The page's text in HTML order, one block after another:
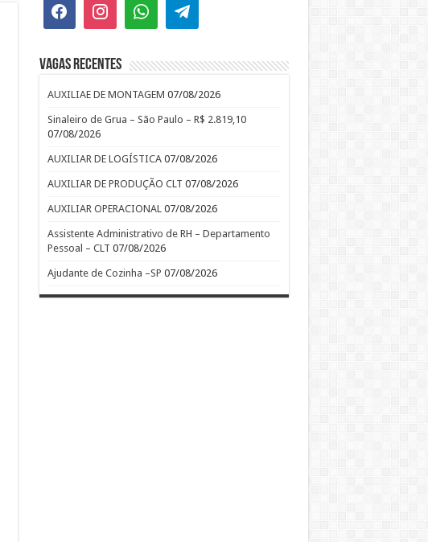
Vagas recentes
AUXILIAE DE MONTAGEM 07/08/2026
Sinaleiro de Grua – São Paulo – R$ 2.819,10
07/08/2026
AUXILIAR DE LOGÍSTICA 07/08/2026
AUXILIAR DE PRODUÇÃO CLT 07/08/2026
AUXILIAR OPERACIONAL 07/08/2026
Assistente Administrativo de RH – Departamento
Pessoal – CLT 07/08/2026
Ajudante de Cozinha –SP 07/08/2026